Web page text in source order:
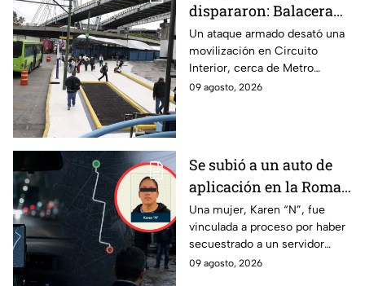
dispararon: Balacera
cerca del Metro
Oceanía deja un
lesionado
Un ataque armado desató una
movilización en Circuito
Interior, cerca de Metro
Oceanía. Un hombre resultó
09 agosto, 2026
Se subió a un auto de
aplicación en la Roma
Norte y apareció sin
vida en Ecatepec: Así
secuestraron a un
servidor público de la
Una mujer, Karen “N”, fue
vinculada a proceso por haber
secuestrado a un servidor
público de la Fiscalía de la
09 agosto, 2026